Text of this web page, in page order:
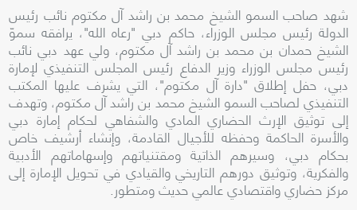
شهد صاحب السمو الشيخ محمد بن راشد آل مكتوم نائب رئيس
الدولة رئيس مجلس الوزراء، حاكم دبي "رعاه الله"، يرافقه سموّ
الشيخ حمدان بن محمد بن راشد آل مكتوم، ولي عهد دبي نائب
رئيس مجلس الوزراء وزير الدفاع رئيس المجلس التنفيذي لإمارة
دبي، حفل إطلاق "دارة آل مكتوم"، التي يشرف عليها المكتب
التنفيذي لصاحب السمو الشيخ محمد بن راشد آل مكتوم، وتهدف
إلى توثيق الإرث الحضاري المادي والشفاهي لحكام إمارة دبي
والأسرة الحاكمة وحفظه للأجيال القادمة، وإنشاء أرشيف خاص
بحكام دبي، وسيرهم الذاتية ومقتنياتهم وإسهاماتهم الأدبية
والفكرية، وتوثيق دورهم التاريخي والقيادي في تحويل الإمارة إلى
مركز حضاري واقتصادي عالمي حديث ومتطور.